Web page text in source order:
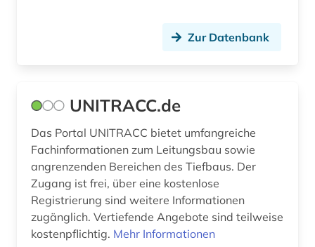
august wilhelm schlegel (1)
ausbau (1)
ausbildung (5)
ausbildungsberuf (1)
ausbildungsförderung (1)
Zur Datenbank
UNITRACC.de
Das Portal UNITRACC bietet umfangreiche
Fachinformationen zum Leitungsbau sowie
angrenzenden Bereichen des Tiefbaus. Der
Zugang ist frei, über eine kostenlose
Registrierung sind weitere Informationen
zugänglich. Vertiefende Angebote sind teilweise
kostenpflichtig. Mehr Informationen